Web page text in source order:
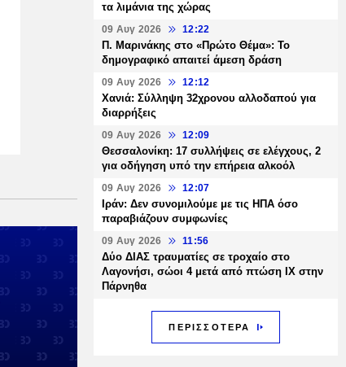
τα λιμάνια της χώρας
09 Αυγ 2026 12:22
Π. Μαρινάκης στο «Πρώτο Θέμα»: Το
δημογραφικό απαιτεί άμεση δράση
09 Αυγ 2026 12:12
Χανιά: Σύλληψη 32χρονου αλλοδαπού για
διαρρήξεις
09 Αυγ 2026 12:09
Θεσσαλονίκη: 17 συλλήψεις σε ελέγχους, 2
για οδήγηση υπό την επήρεια αλκοόλ
09 Αυγ 2026 12:07
Ιράν: Δεν συνομιλούμε με τις ΗΠΑ όσο
παραβιάζουν συμφωνίες
09 Αυγ 2026 11:56
Δύο ΔΙΑΣ τραυματίες σε τροχαίο στο
Λαγονήσι, σώοι 4 μετά από πτώση ΙΧ στην
Πάρνηθα
ΠΕΡΙΣΣΟΤΕΡΑ